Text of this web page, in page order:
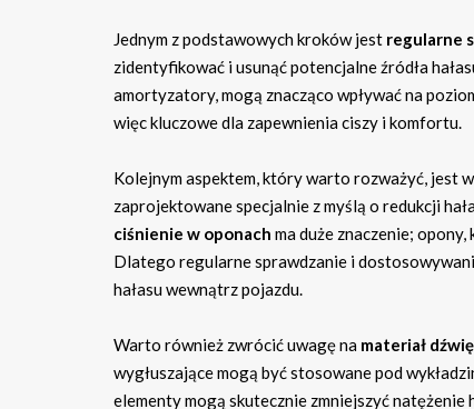
Jednym z podstawowych kroków jest regularne
zidentyfikować i usunąć potencjalne źródła
amortyzatory, mogą znacząco wpływać na
więc kluczowe dla zapewnienia ciszy i komfortu.
Kolejnym aspektem, który warto rozważyć, jest
zaprojektowane specjalnie z myślą o redukcji
ciśnienie w oponach ma duże znaczenie;
Dlatego regularne sprawdzanie i
hałasu wewnątrz pojazdu.
Warto również zwrócić uwagę na materiał
wygłuszające mogą być stosowane pod
elementy mogą skutecznie zmniejszyć natężenie